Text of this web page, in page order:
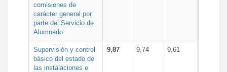
comisiones de
carácter general por
parte del Servicio de
Alumnado
Supervisión y control
básico del estado de
las instalaciones e
9,87 9,74 9,61